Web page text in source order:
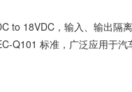
to 18VDC，输入、输出
Q101 标准，广泛应用于汽